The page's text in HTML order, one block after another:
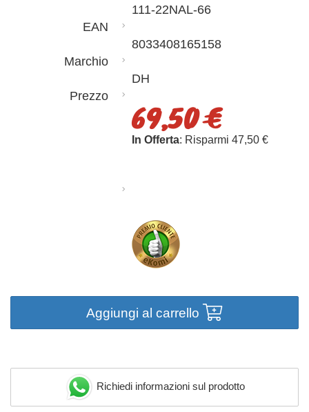
111-22NAL-66
EAN
8033408165158
Marchio
DH
Prezzo
69,50 €
In Offerta: Risparmi 47,50 €
Aggiungi al carrello
Richiedi informazioni sul prodotto